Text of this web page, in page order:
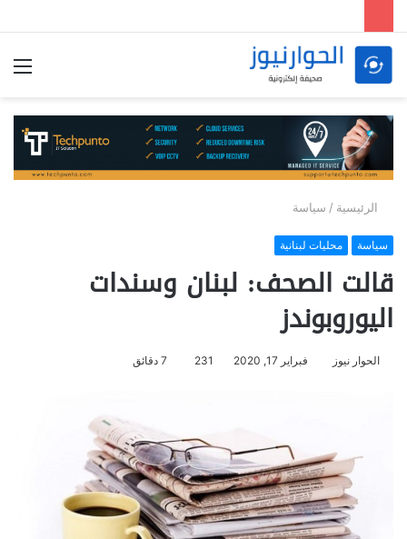
الرئيسية / سياسة
سياسة محليات لبنانية
قالت الصحف: لبنان وسندات
اليوروبوندز
الحوار نيوز فبراير 17, 2020 231